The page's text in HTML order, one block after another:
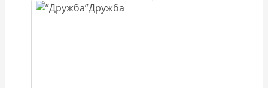
Дружба